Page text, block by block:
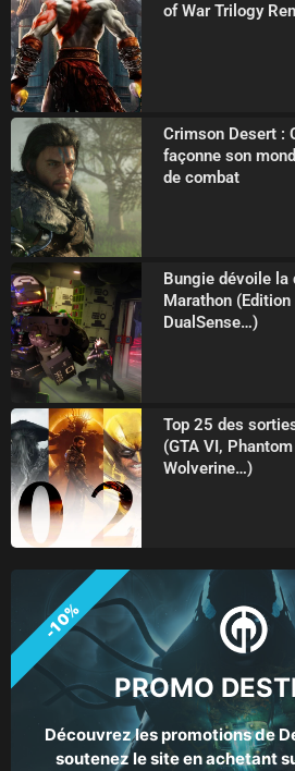
of War Trilogy
Crimson Desert :
façonne son
de combat
Bungie dévoile
Marathon
DualSense…)
Top 25 des
(GTA VI,
Wolverine…)
PROMO
Découvrez les promotions de
soutenez le site en achetant
-10%